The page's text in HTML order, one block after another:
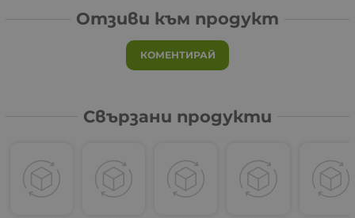
Отзиви към продукт
КОМЕНТИРАЙ
Свързани продукти